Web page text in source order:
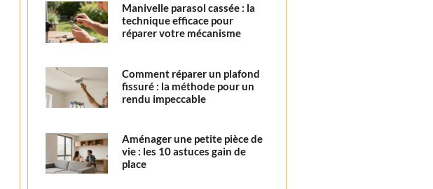
Manivelle parasol cassée : la
technique efficace pour
réparer votre mécanisme
Comment réparer un plafond
fissuré : la méthode pour un
rendu impeccable
Aménager une petite pièce de
vie : les 10 astuces gain de
place